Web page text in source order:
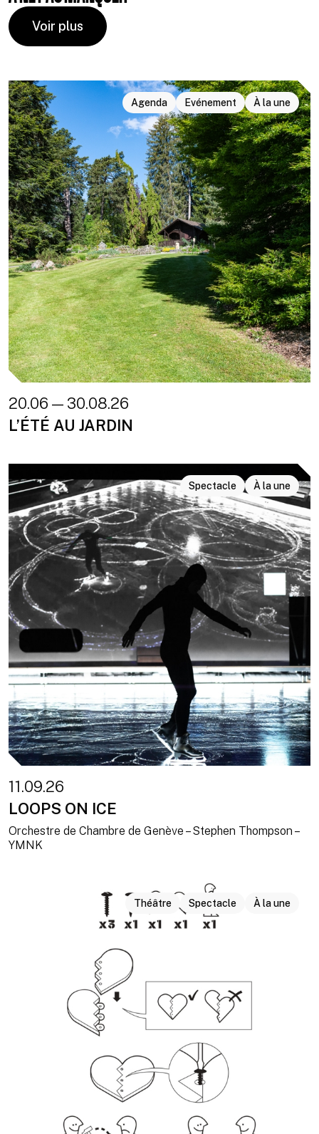
Voir plus
Agenda Evénement À la une
20.06 — 30.08.26
L’ÉTÉ AU JARDIN
Spectacle À la une
11.09.26
LOOPS ON ICE
Orchestre de Chambre de Genève – Stephen Thompson –
YMNK
Théâtre Spectacle À la une